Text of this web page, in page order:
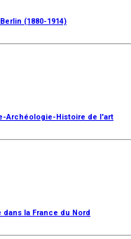
(1880-1914)
Archéologie-Histoire de l'art
la France du Nord